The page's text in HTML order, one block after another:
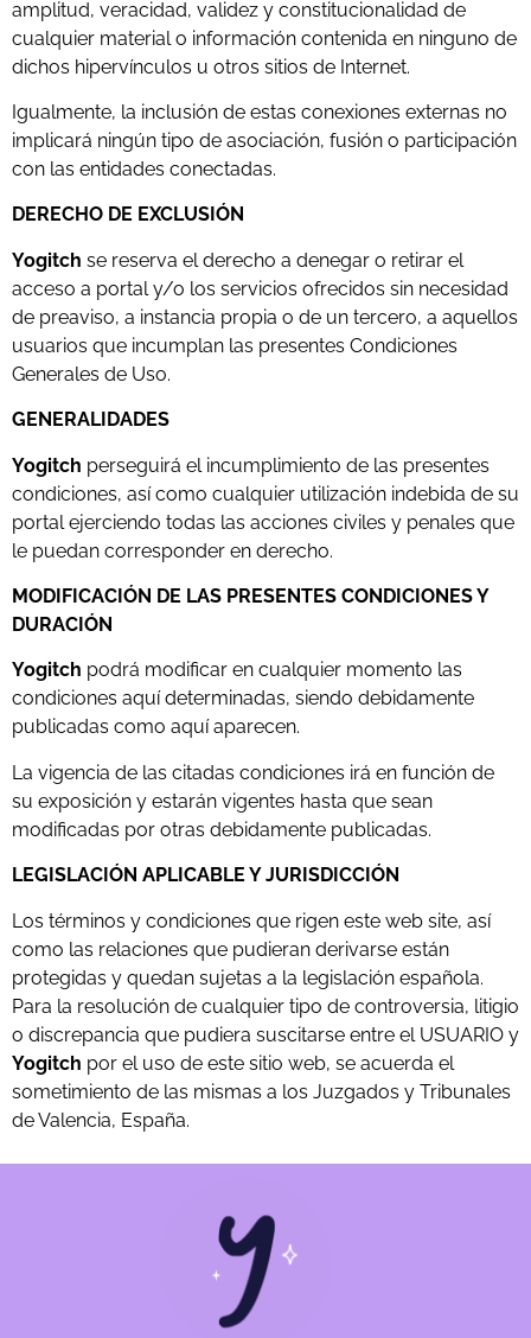
amplitud, veracidad, validez y constitucionalidad de
cualquier material o información contenida en ninguno de
dichos hipervínculos u otros sitios de Internet.
Igualmente, la inclusión de estas conexiones externas no
implicará ningún tipo de asociación, fusión o participación
con las entidades conectadas.
DERECHO DE EXCLUSIÓN
Yogitch se reserva el derecho a denegar o retirar el
acceso a portal y/o los servicios ofrecidos sin necesidad
de preaviso, a instancia propia o de un tercero, a aquellos
usuarios que incumplan las presentes Condiciones
Generales de Uso.
GENERALIDADES
Yogitch perseguirá el incumplimiento de las presentes
condiciones, así como cualquier utilización indebida de su
portal ejerciendo todas las acciones civiles y penales que
le puedan corresponder en derecho.
MODIFICACIÓN DE LAS PRESENTES CONDICIONES Y
DURACIÓN
Yogitch podrá modificar en cualquier momento las
condiciones aquí determinadas, siendo debidamente
publicadas como aquí aparecen.
La vigencia de las citadas condiciones irá en función de
su exposición y estarán vigentes hasta que sean
modificadas por otras debidamente publicadas.
LEGISLACIÓN APLICABLE Y JURISDICCIÓN
Los términos y condiciones que rigen este web site, así
como las relaciones que pudieran derivarse están
protegidas y quedan sujetas a la legislación española.
Para la resolución de cualquier tipo de controversia, litigio
o discrepancia que pudiera suscitarse entre el USUARIO y
Yogitch por el uso de este sitio web, se acuerda el
sometimiento de las mismas a los Juzgados y Tribunales
de Valencia, España.